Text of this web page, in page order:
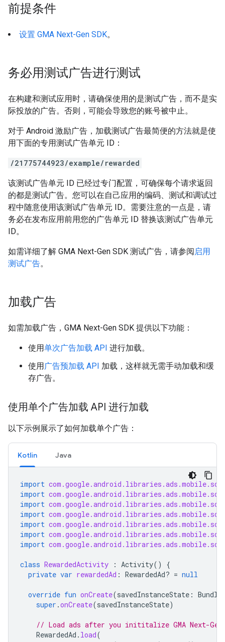
前提条件
设置 GMA Next-Gen SDK。
务必用测试广告进行测试
在构建和测试应用时，请确保使用的是测试广告，而不是实
际投放的广告。否则，可能会导致您的账号被中止。
对于 Android 激励广告，加载测试广告最简便的方法就是使
用下面的专用测试广告单元 ID：
/21775744923/example/rewarded
该测试广告单元 ID 已经过专门配置，可确保每个请求返回
的都是测试广告。您可以在自己应用的编码、测试和调试过
程中随意使用该测试广告单元 ID。需要注意的一点是，请
务必在发布应用前用您的广告单元 ID 替换该测试广告单元
ID。
如需详细了解 GMA Next-Gen SDK 测试广告，请参阅启用
测试广告。
加载广告
如需加载广告， GMA Next-Gen SDK 提供以下功能：
使用单次广告加载 API 进行加载。
使用广告预加载 API 加载，这样就无需手动加载和缓
存广告。
使用单个广告加载 API 进行加载
以下示例展示了如何加载单个广告：
Kotlin Java
import
import
import
import
import
import
import
class RewardedActivity : Activity()
{
private var rewardedAd : RewardedAd? = null
override fun onCreate(savedInstanceState :
super .onCreate(savedInstanceState)
// Load ads after you inititalize GMA Next-Gen
RewardedAd . load(